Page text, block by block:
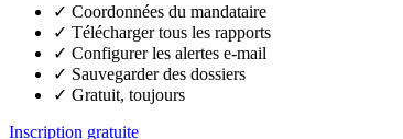
✓ Coordonnées du mandataire
✓ Télécharger tous les rapports
✓ Configurer les alertes e-mail
✓ Sauvegarder des dossiers
✓ Gratuit, toujours
Inscription gratuite